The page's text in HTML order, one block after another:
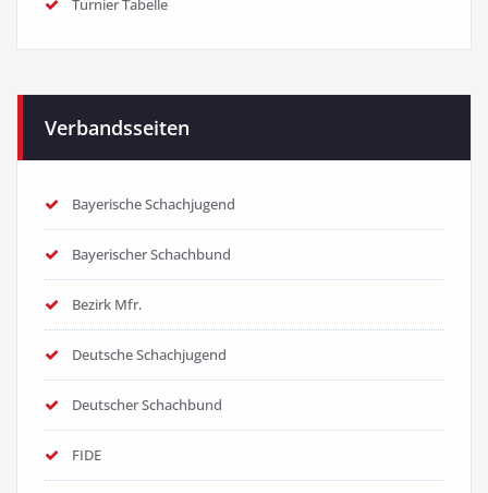
Turnier Tabelle
Verbandsseiten
Bayerische Schachjugend
Bayerischer Schachbund
Bezirk Mfr.
Deutsche Schachjugend
Deutscher Schachbund
FIDE